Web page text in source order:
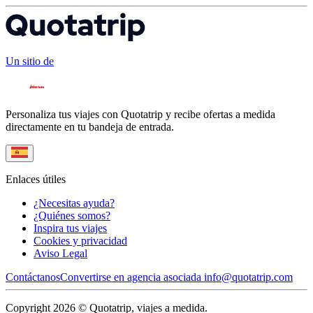
Un sitio de
Personaliza tus viajes con Quotatrip y recibe ofertas a medida
directamente en tu bandeja de entrada.
Enlaces útiles
¿Necesitas ayuda?
¿Quiénes somos?
Inspira tus viajes
Cookies y privacidad
Aviso Legal
ContáctanosConvertirse en agencia asociada info@quotatrip.com
Copyright 2026 © Quotatrip, viajes a medida.